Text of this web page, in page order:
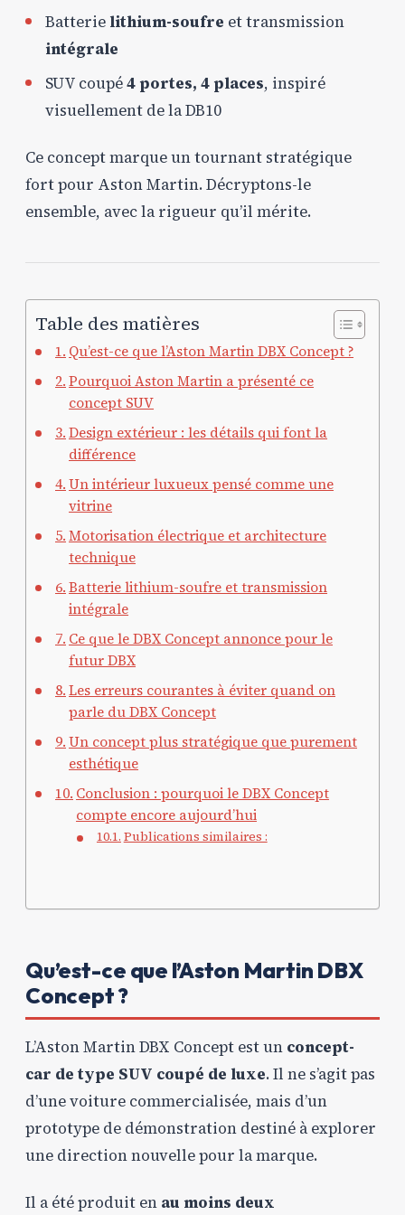
Batterie lithium-soufre et transmission
intégrale
SUV coupé4 portes, 4 places, inspiré
visuellement de la DB10
Ce concept marque un tournant stratégique
fort pour Aston Martin. Décryptons-le
ensemble, avec la rigueur qu’il mérite.
Table des matières
Qu’est-ce que l’Aston Martin DBX Concept ?
Pourquoi Aston Martin a présenté ce
concept SUV
Design extérieur : les détails qui font la
différence
Un intérieur luxueux pensé comme une
vitrine
Motorisation électrique et architecture
technique
Batterie lithium-soufre et transmission
intégrale
Ce que le DBX Concept annonce pour le
futur DBX
Les erreurs courantes à éviter quand on
parle du DBX Concept
Un concept plus stratégique que purement
esthétique
Conclusion : pourquoi le DBX Concept
compte encore aujourd’hui
Publications similaires :
Qu’est-ce que l’Aston Martin DBX
Concept ?
L’Aston Martin DBX Concept est un concept-
car de type SUV coupé de luxe. Il ne s’agit pas
d’une voiture commercialisée, mais d’un
prototype de démonstration destiné à explorer
une direction nouvelle pour la marque.
Il a été produit en au moins deux